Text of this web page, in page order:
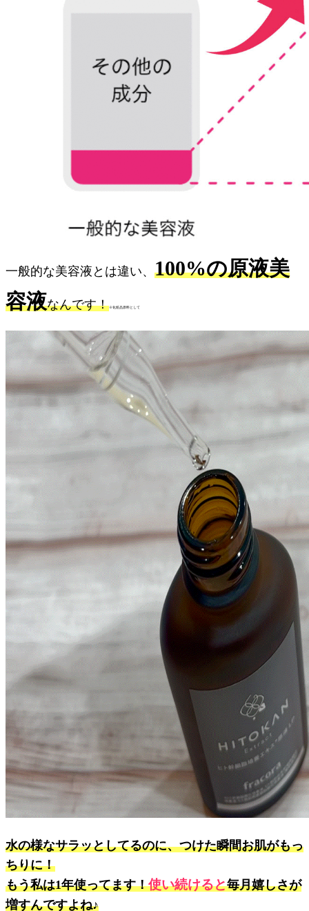
一般的な美容液とは違い、 100%の原液美
容液なんです！※化粧品原料として
水の様なサラッとしてるのに、つけた瞬間お肌がもっ
ちりに！
もう私は1年使ってます！使い続けると毎月嬉しさが
増すんですよね♪